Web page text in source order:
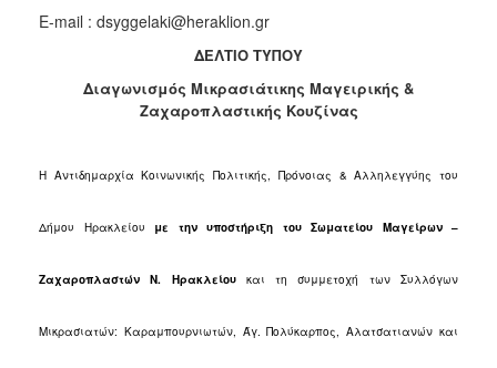
Παιδιών
Κέντρα
Ημερήσιας
(Κ.Η.Φ.Η.)
Αδειοδότηση
Έλεγχος
Σταθμών
E-mail : dsyggelaki@heraklion.gr
ΔΕΛΤΙΟ ΤΥΠΟΥ
Διαγωνισμός Μικρασιάτικης Μαγειρικής &
Ζαχαροπλαστικής Κουζίνας
Η Αντιδημαρχία Κοινωνικής Πολιτικής, Πρόνοιας & Αλληλεγγύης του
Δήμου Ηρακλείου με την υποστήριξη του Σωματείου Μαγείρων –
Ζαχαροπλαστών Ν. Ηρακλείουκαι τη συμμετοχή των Συλλόγων
Μικρασιατών: Καραμπουρνιωτών, Άγ. Πολύκαρπος, Αλατσατιανών και